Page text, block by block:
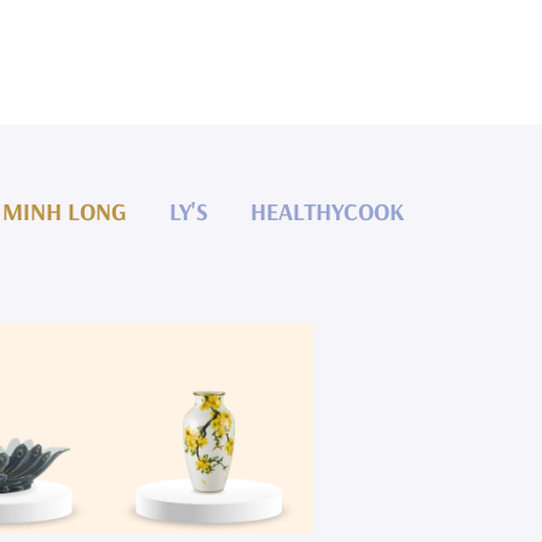
MINH LONG LY'S HEALTHYCOOK